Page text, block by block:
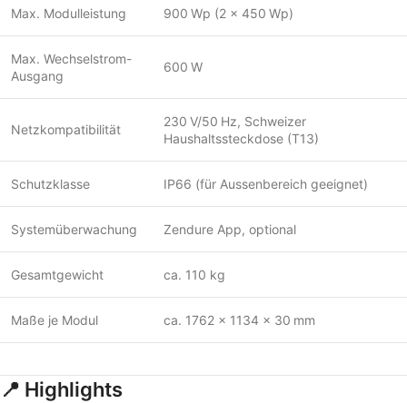
Max. Modulleistung 900 Wp (2 × 450 Wp)
Max. Wechselstrom-
Ausgang
600 W
Netzkompatibilität
230 V/50 Hz, Schweizer
Haushaltssteckdose (T13)
Schutzklasse IP66 (für Aussenbereich geeignet)
Systemüberwachung Zendure App, optional
Gesamtgewicht ca. 110 kg
Maße je Modul ca. 1762 × 1134 × 30 mm
📍 Highlights